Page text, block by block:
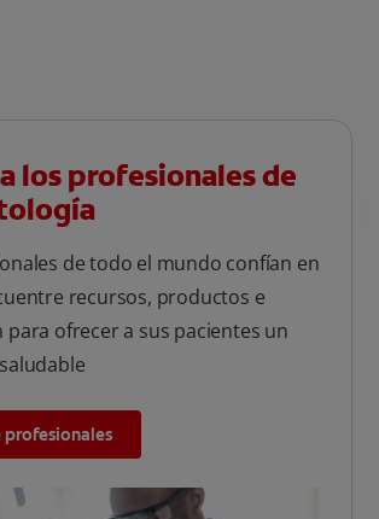
los profesionales de
de todo el mundo confían en
recursos, productos e
ofrecer a sus pacientes un
profesionales